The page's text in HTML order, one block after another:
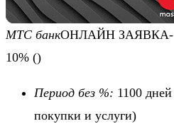
МТС банкОНЛАЙН ЗАЯВКА-
10% ()
Период без %: 1100 дней
покупки и услуги)